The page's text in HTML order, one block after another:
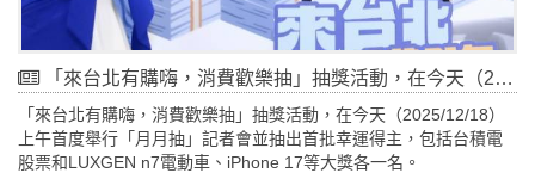
「來台北有購嗨，消費歡樂抽」抽獎活動，在今天（2025/12/18）上午首度舉行「月月抽」記者會並抽出首批幸運得主，包括台積電股票和LUXGEN n7電動車、iPhone 17等大獎各一名。
「來台北有購嗨，消費歡樂抽」抽獎活動，在今天（2025/12/18）
上午首度舉行「月月抽」記者會並抽出首批幸運得主，包括台積電
股票和LUXGEN n7電動車、iPhone 17等大獎各一名。